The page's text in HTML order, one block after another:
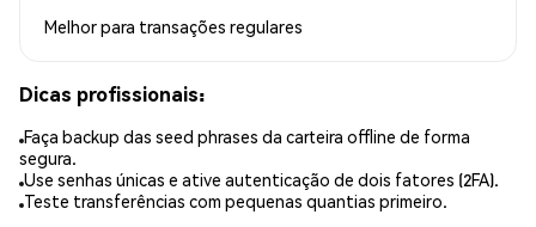
Melhor para transações regulares
Dicas profissionais:
Faça backup das seed phrases da carteira offline de forma
segura.
Use senhas únicas e ative autenticação de dois fatores (2FA).
Teste transferências com pequenas quantias primeiro.